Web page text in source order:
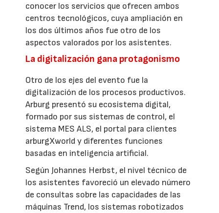
conocer los servicios que ofrecen ambos
centros tecnológicos, cuya ampliación en
los dos últimos años fue otro de los
aspectos valorados por los asistentes.
La digitalización gana protagonismo
Otro de los ejes del evento fue la
digitalización de los procesos productivos.
Arburg presentó su ecosistema digital,
formado por sus sistemas de control, el
sistema MES ALS, el portal para clientes
arburgXworld y diferentes funciones
basadas en inteligencia artificial.
Según Johannes Herbst, el nivel técnico de
los asistentes favoreció un elevado número
de consultas sobre las capacidades de las
máquinas Trend, los sistemas robotizados